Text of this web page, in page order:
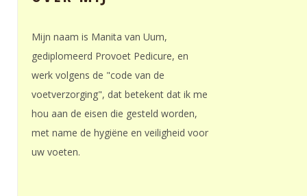
Mijn naam is Manita van Uum,
gediplomeerd Provoet Pedicure, en
werk volgens de "code van de
voetverzorging", dat betekent dat ik me
hou aan de eisen die gesteld worden,
met name de hygiëne en veiligheid voor
uw voeten.